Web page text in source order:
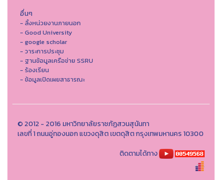
อื่นๆ
- ลิ้งหน่วยงานภายนอก
- Good University
- google scholar
- วาระการประชุม
- ฐานข้อมูลเครือข่าย SSRU
- ร้องเรียน
- ข้อมูลเปิดเผยสาธารณะ
© 2012 - 2016 มหาวิทยาลัยราชภัฏสวนสุนันทา
เลขที่ 1 ถนนอู่ทองนอก แขวงดุสิต เขตดุสิต กรุงเทพมหานคร 10300
ติดตามได้ทาง